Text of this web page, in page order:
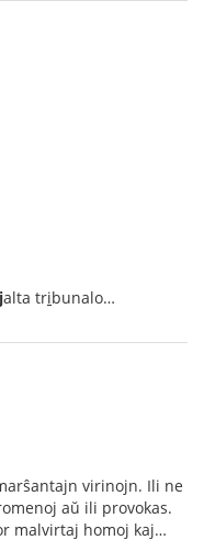
jalta tribunalo…
virinojn. Ili ne
aŭ ili provokas.
malvirtaj homoj kaj…